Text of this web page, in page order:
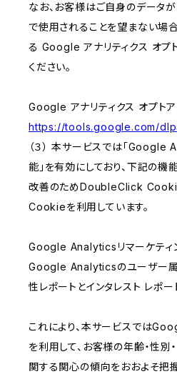
なお、お客様はご自身のデータ
で使用されることを望まない場
る Google アナリティクス オプ
ください。
Google アナリティクス オプトア
https://tools.google.com/
（３） 本サービスでは「
能」を有効にしており、下記の機
改善のためDoubleClick
Cookieを利用しています。
Google Analyticsリマーケティ
Google Analyticsのユーザー属
性レポートとインタレスト レポー
これにより、本サービスでは
を利用して、お客様の年齢・性別
関する関心の傾向をおおよそ把